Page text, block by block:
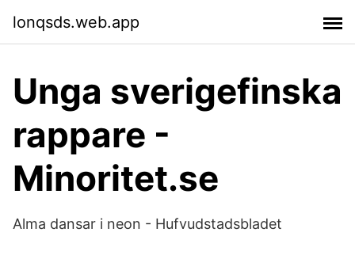
lonqsds.web.app
Unga sverigefinska
rappare -
Minoritet.se
Alma dansar i neon - Hufvudstadsbladet